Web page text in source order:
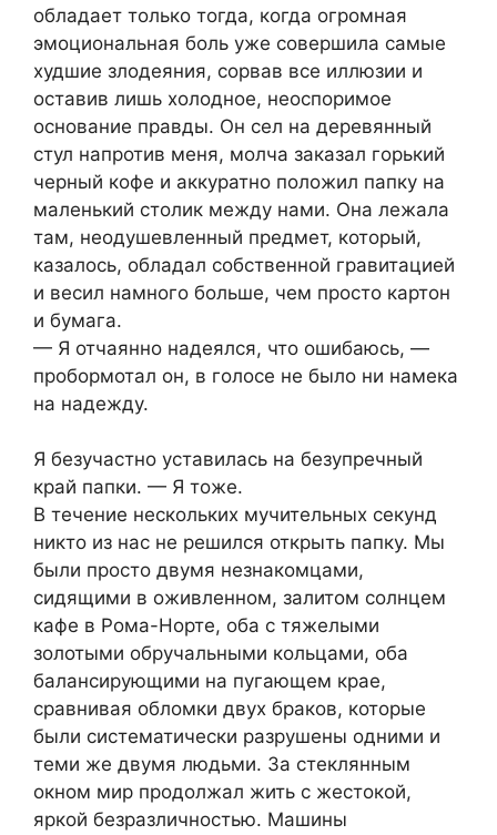
обладает только тогда, когда огромная
эмоциональная боль уже совершила самые
худшие злодеяния, сорвав все иллюзии и
оставив лишь холодное, неоспоримое
основание правды. Он сел на деревянный
стул напротив меня, молча заказал горький
черный кофе и аккуратно положил папку на
маленький столик между нами. Она лежала
там, неодушевленный предмет, который,
казалось, обладал собственной гравитацией
и весил намного больше, чем просто картон
и бумага.
— Я отчаянно надеялся, что ошибаюсь, —
пробормотал он, в голосе не было ни намека
на надежду.
Я безучастно уставилась на безупречный
край папки. — Я тоже.
В течение нескольких мучительных секунд
никто из нас не решился открыть папку. Мы
были просто двумя незнакомцами,
сидящими в оживленном, залитом солнцем
кафе в Рома-Норте, оба с тяжелыми
золотыми обручальными кольцами, оба
балансирующими на пугающем крае,
сравнивая обломки двух браков, которые
были систематически разрушены одними и
теми же двумя людьми. За стеклянным
окном мир продолжал жить с жестокой,
яркой безразличностью. Машины